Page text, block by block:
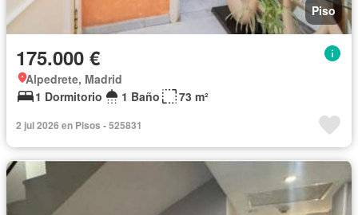
Piso
175.000 €
Alpedrete, Madrid
1 Dormitorio
1 Baño 73 m²
2 jul 2026 en Pisos - 525831